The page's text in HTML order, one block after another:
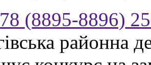
(8895-8896) 25
районна